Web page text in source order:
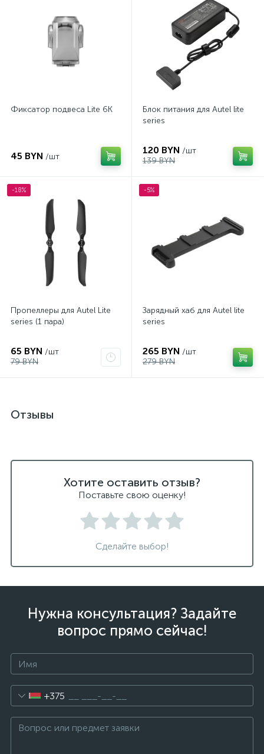
Фиксатор подвеса Lite 6K
45 BYN /шт
Блок питания для Autel lite
series
120 BYN /шт
139 BYN
-18%
Пропеллеры для Autel Lite
series (1 пара)
65 BYN /шт
79 BYN
-5%
Зарядный хаб для Autel lite
series
265 BYN /шт
279 BYN
Отзывы
Хотите оставить отзыв?
Поставьте свою оценку!
Сделайте выбор!
Нужна консультация? Задайте
вопрос прямо сейчас!
+375